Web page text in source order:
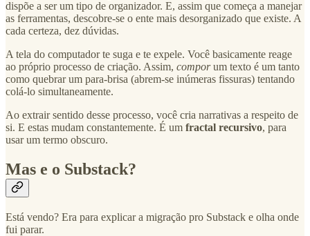
dispõe a ser um tipo de organizador. E, assim que começa a manejar
as ferramentas, descobre-se o ente mais desorganizado que existe. A
cada certeza, dez dúvidas.
A tela do computador te suga e te expele. Você basicamente reage
ao próprio processo de criação. Assim, comporum texto é um tanto
como quebrar um para-brisa (abrem-se inúmeras fissuras) tentando
colá-lo simultaneamente.
Ao extrair sentido desse processo, você cria narrativas a respeito de
si. E estas mudam constantemente. É um fractal recursivo, para
usar um termo obscuro.
Mas e o Substack?
Está vendo? Era para explicar a migração pro Substack e olha onde
fui parar.